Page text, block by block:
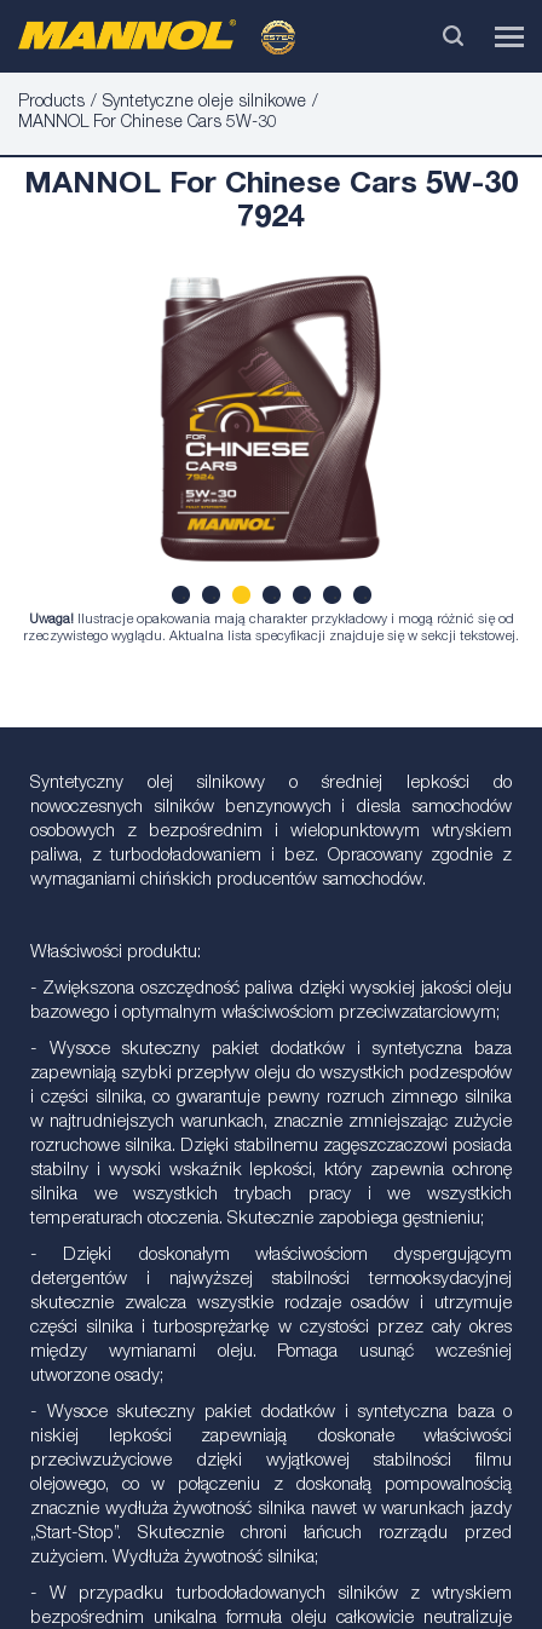
Products
Syntetyczne oleje silnikowe
MANNOL For Chinese Cars 5W-30
MANNOL For Chinese Cars 5W-30
7924
1 3 4 5 6 7
Uwaga! Ilustracje opakowania mają charakter przykładowy i mogą różnić się od
rzeczywistego wyglądu. Aktualna lista specyfikacji znajduje się w sekcji tekstowej.
Syntetyczny olej silnikowy o średniej lepkości do
nowoczesnych silników benzynowych i diesla samochodów
osobowych z bezpośrednim i wielopunktowym wtryskiem
paliwa, z turbodoładowaniem i bez. Opracowany zgodnie z
wymaganiami chińskich producentów samochodów.
Właściwości produktu:
- Zwiększona oszczędność paliwa dzięki wysokiej jakości oleju
bazowego i optymalnym właściwościom przeciwzatarciowym;
- Wysoce skuteczny pakiet dodatków i syntetyczna baza
zapewniają szybki przepływ oleju do wszystkich podzespołów
i części silnika, co gwarantuje pewny rozruch zimnego silnika
w najtrudniejszych warunkach, znacznie zmniejszając zużycie
rozruchowe silnika. Dzięki stabilnemu zagęszczaczowi posiada
stabilny i wysoki wskaźnik lepkości, który zapewnia ochronę
silnika we wszystkich trybach pracy i we wszystkich
temperaturach otoczenia. Skutecznie zapobiega gęstnieniu;
- Dzięki doskonałym właściwościom dyspergującym
detergentów i najwyższej stabilności termooksydacyjnej
skutecznie zwalcza wszystkie rodzaje osadów i utrzymuje
części silnika i turbosprężarkę w czystości przez cały okres
między wymianami oleju. Pomaga usunąć wcześniej
utworzone osady;
- Wysoce skuteczny pakiet dodatków i syntetyczna baza o
niskiej lepkości zapewniają doskonałe właściwości
przeciwzużyciowe dzięki wyjątkowej stabilności filmu
olejowego, co w połączeniu z doskonałą pompowalnością
znacznie wydłuża żywotność silnika nawet w warunkach jazdy
„Start-Stop”. Skutecznie chroni łańcuch rozrządu przed
zużyciem. Wydłuża żywotność silnika;
- W przypadku turbodoładowanych silników z wtryskiem
bezpośrednim unikalna formuła oleju całkowicie neutralizuje